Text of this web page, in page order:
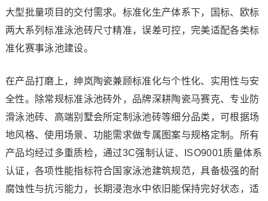
大型批量项目的交付需求。标准化生产体系下，国标、欧标
两大系列标准泳池砖尺寸精准，误差可控，完美适配各类标
准化赛事泳池建设。
在产品打磨上，绅岚陶瓷兼顾标准化与个性化、实用性与安
全性。除常规标准泳池砖外，品牌深耕陶瓷马赛克、专业防
滑泳池砖、高端别墅会所定制泳池砖等细分品类，可根据场
地风格、使用场景、功能需求做专属图案与规格定制。所有
产品均经过多重质检，通过3C强制认证、ISO9001质量体系
认证，各项性能指标符合国家泳池建筑规范，具备极强的耐
腐蚀性与抗污能力，长期浸泡水中依旧能保持完好状态，适